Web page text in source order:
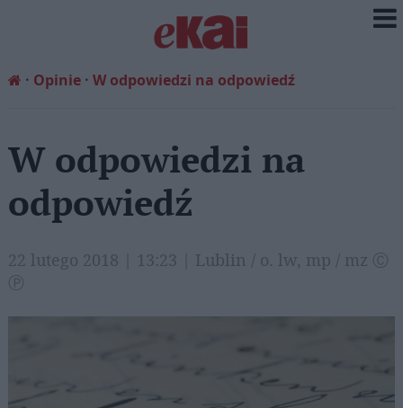
Opinie W odpowiedzi na odpowiedź
W odpowiedzi na
odpowiedź
22 lutego 2018 | 13:23 | Lublin / o. lw, mp / mz Ⓒ
Ⓟ